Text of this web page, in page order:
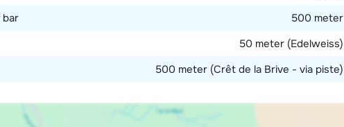
500 meter
50 meter (Edelweiss)
500 meter (Crêt de la Brive - via piste)